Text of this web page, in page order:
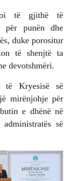
të gjithë të
për punën dhe
duke porositur
të shenjtë ta
devotshmëri.
Kryesisë së
mirënjohje për
e dhënë në
së